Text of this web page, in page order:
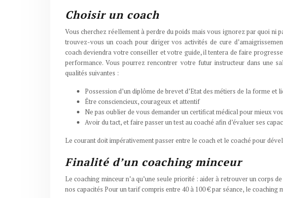
Choisir un coach
Vous cherchez réellement à perdre du poids mais vous ignorez par quoi ni
trouvez-vous un coach pour diriger vos activités de cure
coach deviendra votre conseiller et votre guide, il tentera de faire
performance. Vous pourrez rencontrer votre futur instructeur dans une
qualités suivantes :
Possession d’un diplôme de brevet d’Etat des métiers de la forme et
Être consciencieux, courageux et attentif
Ne pas oublier de vous demander un certificat médical pour mieux
Avoir du tact, et faire passer un test au coaché afin d’évaluer ses
Le courant doit impérativement passer entre le coach et le coaché pour
Finalité d’un coaching minceur
Le coaching minceur n’a qu’une seule priorité : aider à retrouver un corps
nos capacités Pour un tarif compris entre 40 à 100 € par séance, le coaching